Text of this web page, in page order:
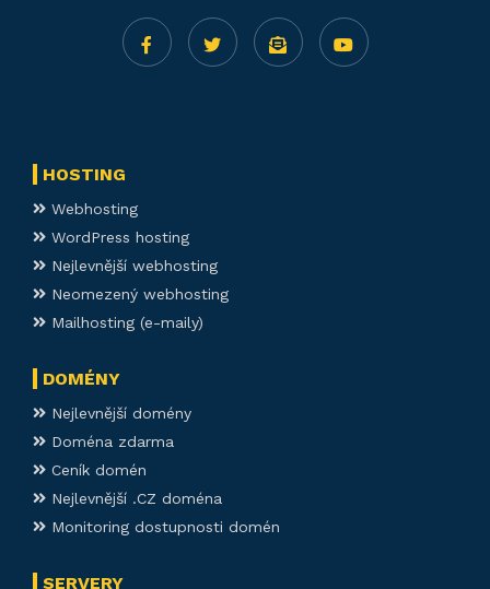
HOSTING
Webhosting
WordPress hosting
Nejlevnější webhosting
Neomezený webhosting
Mailhosting (e-maily)
DOMÉNY
Nejlevnější domény
Doména zdarma
Ceník domén
Nejlevnější .CZ doména
Monitoring dostupnosti domén
SERVERY